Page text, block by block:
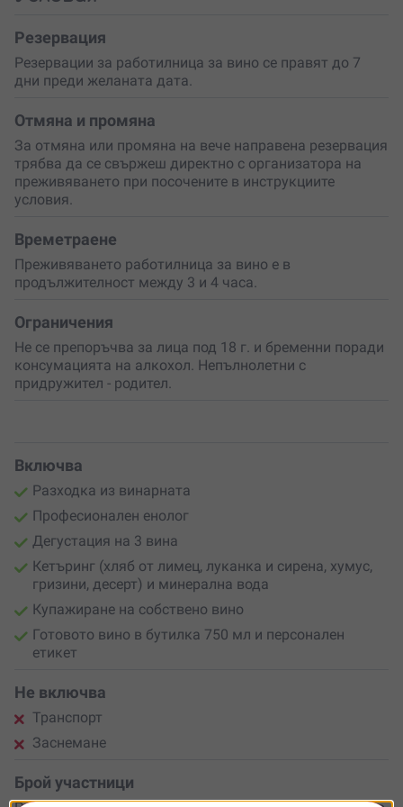
Резервация
Резервации за работилница за вино се правят до 7
дни преди желаната дата.
Отмяна и промяна
За отмяна или промяна на вече направена резервация
трябва да се свържеш директно с организатора на
преживяването при посочените в инструкциите
условия.
Времетраене
Преживяването работилница за вино е в
продължителност между 3 и 4 часа.
Ограничения
Не се препоръчва за лица под 18 г. и бременни поради
консумацията на алкохол. Непълнолетни с
придружител - родител.
Включва
Разходка из винарната
Професионален енолог
Дегустация на 3 вина
Кетъринг (хляб от лимец, луканка и сирена, хумус,
гризини, десерт) и минерална вода
Купажиране на собствено вино
Готовото вино в бутилка 750 мл и персонален
етикет
Не включва
Транспорт
Заснемане
Брой участници